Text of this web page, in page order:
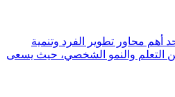
أهم محاور تطوير الفرد وتنمية
من التعلم والنمو الشخصي، حيث يسعى